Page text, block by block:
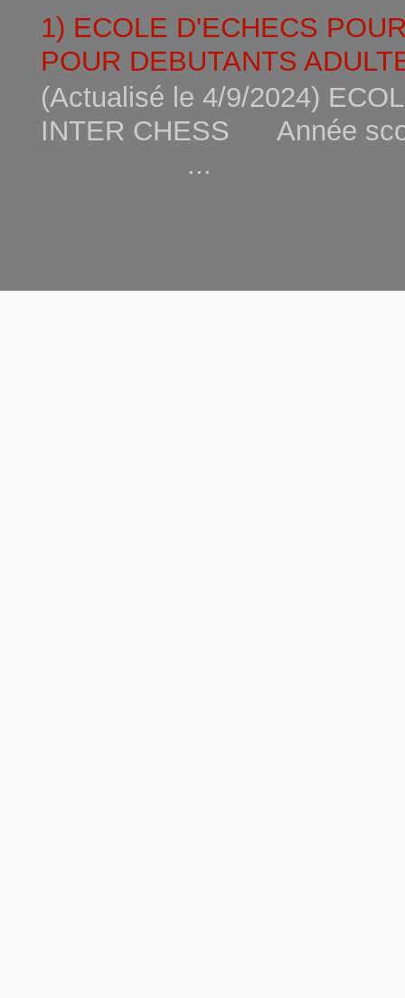
1) ECOLE D'ECHECS
POUR DEBUTANTS
(Actualisé le 4/9/2024)
INTER CHESS Année
...